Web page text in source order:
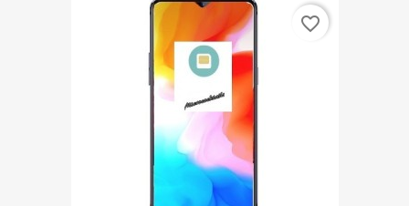
favorite_border